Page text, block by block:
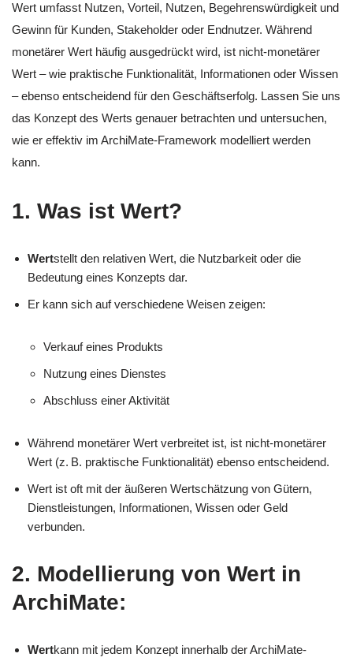
Wert umfasst Nutzen, Vorteil, Nutzen, Begehrenswürdigkeit und
Gewinn für Kunden, Stakeholder oder Endnutzer. Während
monetärer Wert häufig ausgedrückt wird, ist nicht-monetärer
Wert – wie praktische Funktionalität, Informationen oder Wissen
– ebenso entscheidend für den Geschäftserfolg. Lassen Sie uns
das Konzept des Werts genauer betrachten und untersuchen,
wie er effektiv im ArchiMate-Framework modelliert werden
kann.
1. Was ist Wert?
Wertstellt den relativen Wert, die Nutzbarkeit oder die
Bedeutung eines Konzepts dar.
Er kann sich auf verschiedene Weisen zeigen:
Verkauf eines Produkts
Nutzung eines Dienstes
Abschluss einer Aktivität
Während monetärer Wert verbreitet ist, ist nicht-monetärer
Wert (z. B. praktische Funktionalität) ebenso entscheidend.
Wert ist oft mit der äußeren Wertschätzung von Gütern,
Dienstleistungen, Informationen, Wissen oder Geld
verbunden.
2. Modellierung von Wert in
ArchiMate:
Wertkann mit jedem Konzept innerhalb der ArchiMate-